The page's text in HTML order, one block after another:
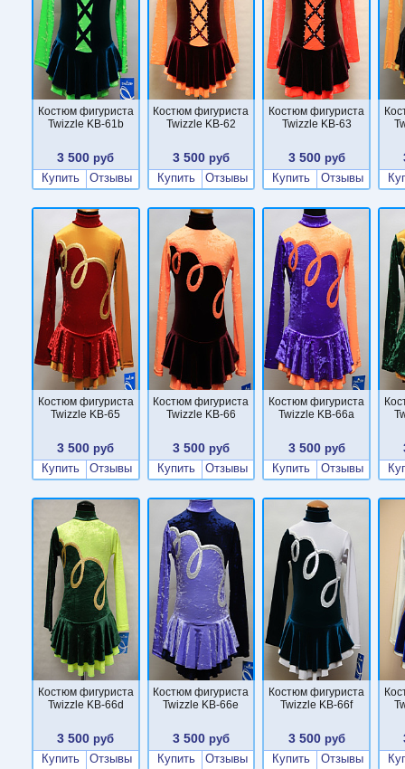
Костюм фигуриста
Twizzle KB-61b
3 500 руб
Купить
Отзывы
Костюм фигуриста
Twizzle KB-62
3 500 руб
Купить
Отзывы
Костюм фигуриста
Twizzle KB-63
3 500руб
Купить
Отзывы
Костюм фигуриста
Twizzle KB-65
3 500 руб
Купить
Отзывы
Костюм фигуриста
Twizzle KB-66
3 500 руб
Купить
Отзывы
Костюм фигуриста
Twizzle KB-66a
3 500руб
Купить
Отзывы
Костюм фигуриста
Twizzle KB-66d
3 500 руб
Купить
Отзывы
Костюм фигуриста
Twizzle KB-66e
3 500 руб
Купить
Отзывы
Костюм фигуриста
Twizzle KB-66f
3 500руб
Купить
Отзывы